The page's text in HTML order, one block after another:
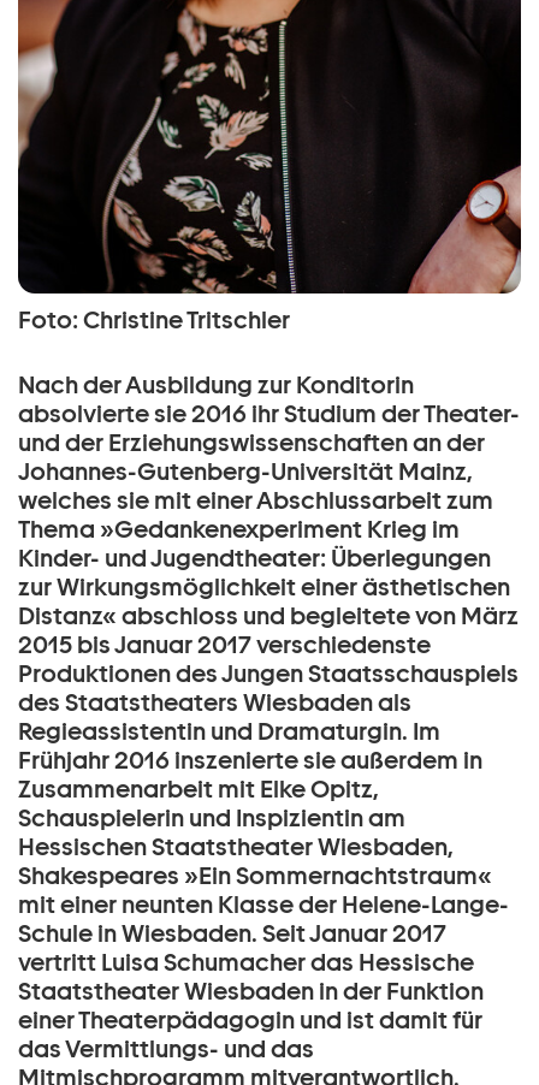
Foto: Christine Tritschler
Nach der Ausbildung zur Konditorin
absolvierte sie 2016 ihr Studium der Theater-
und der Erziehungswissenschaften an der
Johannes-Gutenberg-Universität Mainz,
welches sie mit einer Abschlussarbeit zum
Thema »Gedankenexperiment Krieg im
Kinder- und Jugendtheater: Überlegungen
zur Wirkungsmöglichkeit einer ästhetischen
Distanz« abschloss und begleitete von März
2015 bis Januar 2017 verschiedenste
Produktionen des Jungen Staatsschauspiels
des Staatstheaters Wiesbaden als
Regieassistentin und Dramaturgin. Im
Frühjahr 2016 inszenierte sie außerdem in
Zusammenarbeit mit Elke Opitz,
Schauspielerin und Inspizientin am
Hessischen Staatstheater Wiesbaden,
Shakespeares »Ein Sommernachtstraum«
mit einer neunten Klasse der Helene-Lange-
Schule in Wiesbaden. Seit Januar 2017
vertritt Luisa Schumacher das Hessische
Staatstheater Wiesbaden in der Funktion
einer Theaterpädagogin und ist damit für
das Vermittlungs- und das
Mitmischprogramm mitverantwortlich.